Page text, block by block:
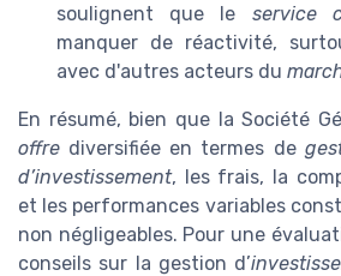
soulignent que le service
manquer de réactivité,
avec d'autres acteurs du
En résumé, bien que la Société
offre diversifiée en termes de
d’investissement, les frais, la
et les performances variables
non négligeables. Pour une
conseils sur la gestion d’